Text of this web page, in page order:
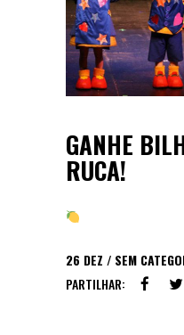
GANHE
RUCA!
26 DEZ
SEM
PARTILHAR: